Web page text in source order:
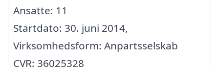
Ansatte: 11
Startdato: 30. juni 2014,
Virksomhedsform: Anpartsselskab
CVR: 36025328